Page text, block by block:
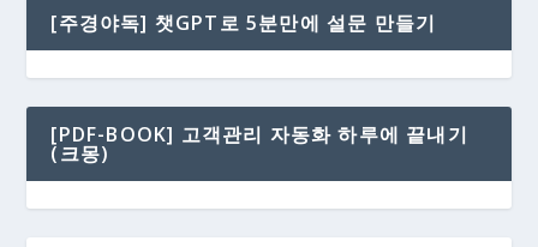
[주경야독] 챗GPT로 5분만에 설문 만들기
[PDF-BOOK] 고객관리 자동화 하루에 끝내기
(크몽)